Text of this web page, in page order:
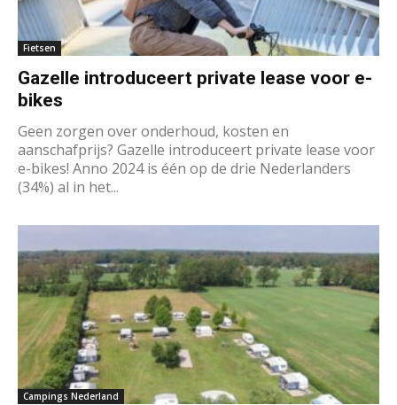
Fietsen
Gazelle introduceert private lease voor e-
bikes
Geen zorgen over onderhoud, kosten en
aanschafprijs? Gazelle introduceert private lease voor
e-bikes! Anno 2024 is één op de drie Nederlanders
(34%) al in het...
Campings Nederland